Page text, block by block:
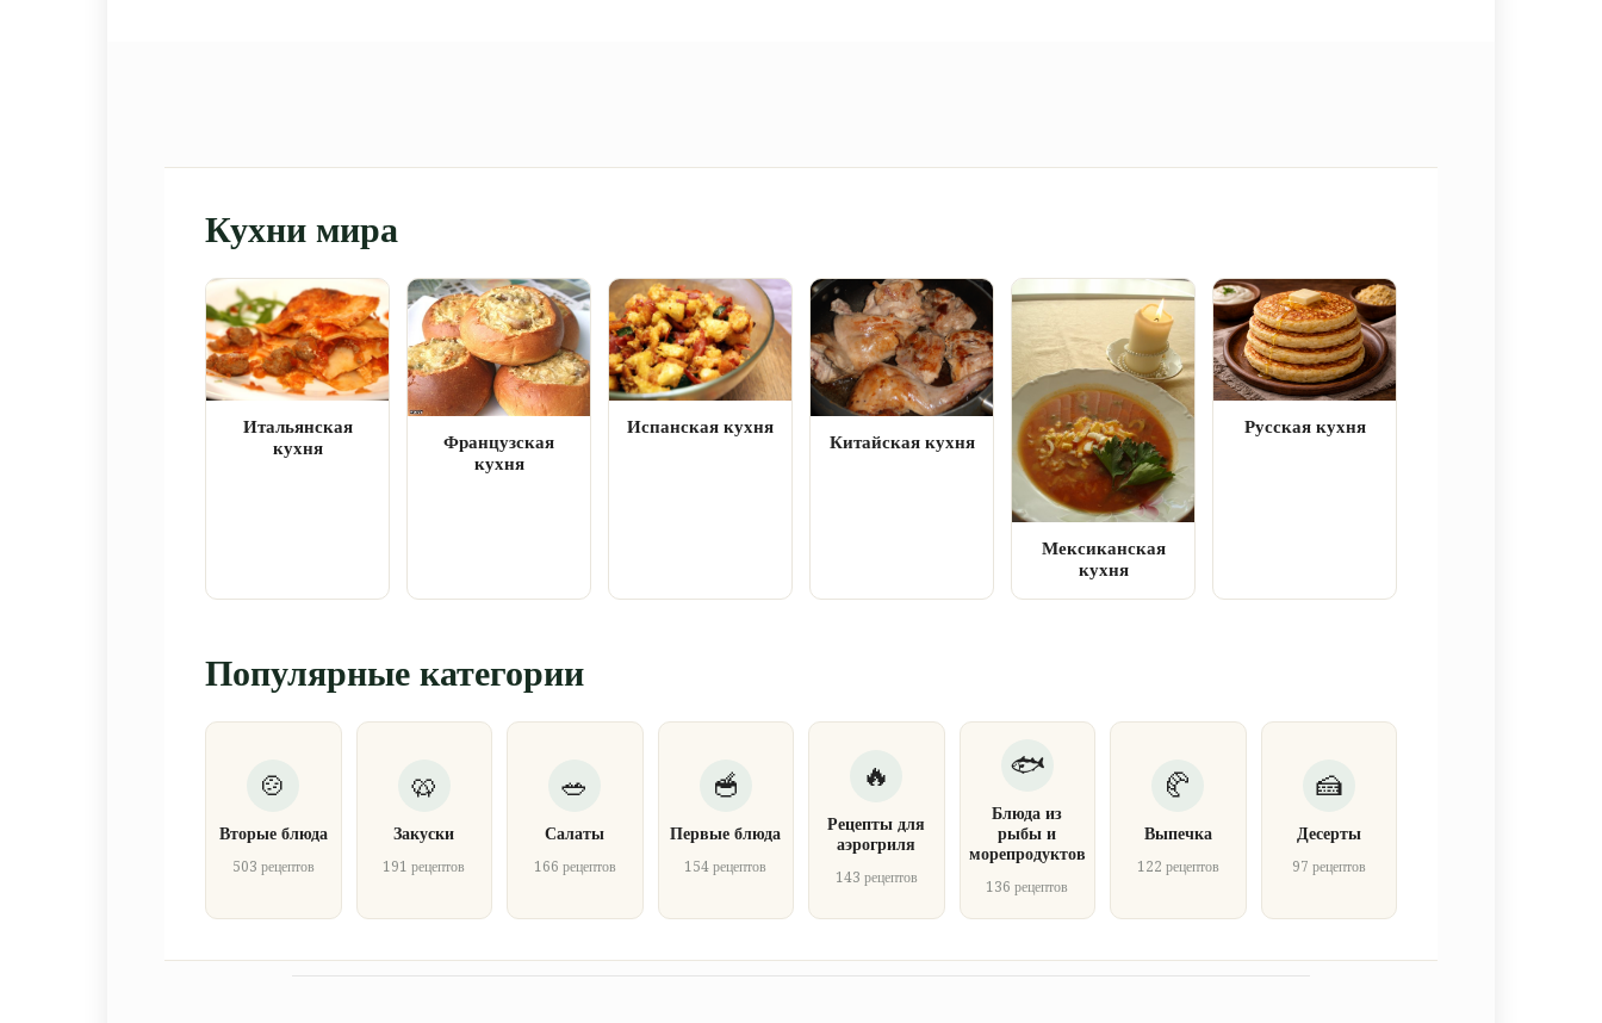
Кухни мира
Итальянская
кухня
Французская
кухня
Испанская кухня
Китайская кухня
Мексиканская
кухня
Русская кухня
Популярные категории
Вторые блюда
503 рецептов
Закуски
191 рецептов
Салаты
166 рецептов
Первые блюда
154 рецептов
Рецепты для
аэрогриля
143 рецептов
Блюда из
рыбы и
морепродуктов
136 рецептов
Выпечка
122 рецептов
Десерты
97 рецептов